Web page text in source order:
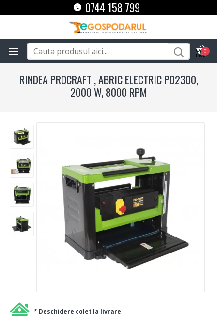
0744 158 799
0
RINDEA PROCRAFT , ABRIC ELECTRIC PD2300,
2000 W, 8000 RPM
* Deschidere colet la livrare